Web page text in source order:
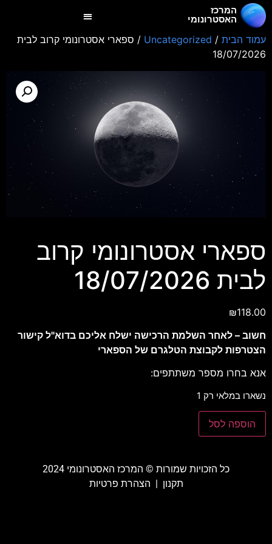
המרכז
האסטרונומי
עמוד הבית /
Uncategorized / ספארי אסטרונומי קרוב לבית
18/07/2026
ספארי אסטרונומי קרוב
לבית 18/07/2026
₪118.00
חשוב – לאחר השלמת הרכישה ישלח אליכם בדוא"ל קישור
הצטרפות לקבוצת הטלגרם של הספארי
אנא בחרו מספר משתתפים:
נשארו במלאי רק 1
הוספה לסל
כל הזכויות שמורות ©️ המרכז האסטרונומי 2024
תקנון | הצהרת פרטיות